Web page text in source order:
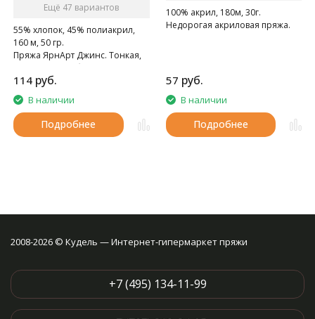
Ещё 47 вариантов
55% хлопок, 45% полиакрил,
160 м, 50 гр.
Пряжа ЯрнАрт Джинс. Тонкая,
мягкая, слегка бархатистая
нитка. Очень приятная на
ощупь.
114 руб.
В наличии
Подробнее
100% акрил, 180м, 30г.
Недорогая акриловая пряжа.
57 руб.
В наличии
Подробнее
2008-2026 © Кудель — Интернет-гипермаркет пряжи
+7 (495) 134-11-99